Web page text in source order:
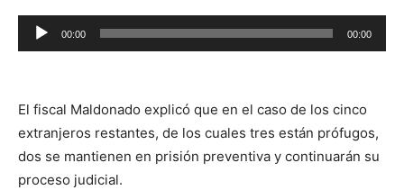
Reproductor
de
00:00 00:00
El fiscal Maldonado explicó que en el caso de los cinco
extranjeros restantes, de los cuales tres están prófugos,
dos se mantienen en prisión preventiva y continuarán su
proceso judicial.